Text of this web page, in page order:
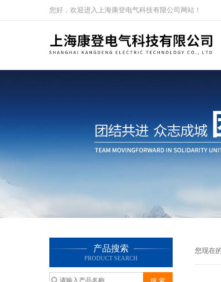
您好，欢迎进入上海康登电气科技有限公司网站！
产品搜索
PRODUCT SEARCH
您现在